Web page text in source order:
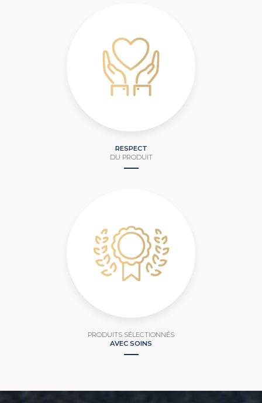
RESPECT
DU PRODUIT
PRODUITS SÉLECTIONNÉS
AVEC SOINS